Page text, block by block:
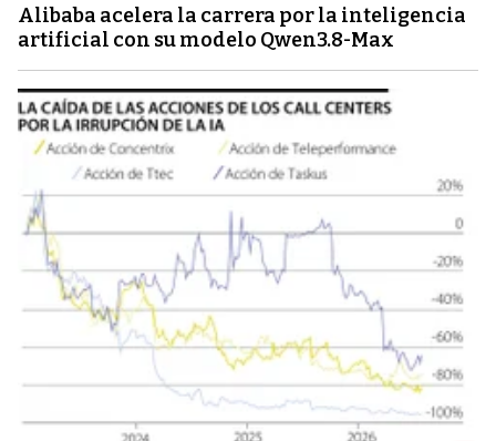
Alibaba acelera la carrera por la inteligencia
artificial con su modelo Qwen3.8-Max